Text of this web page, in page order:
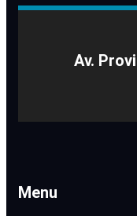
Av.
Menu